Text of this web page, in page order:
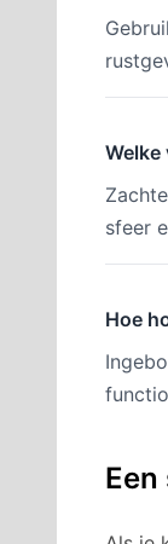
Welke
sfeer
Hoe